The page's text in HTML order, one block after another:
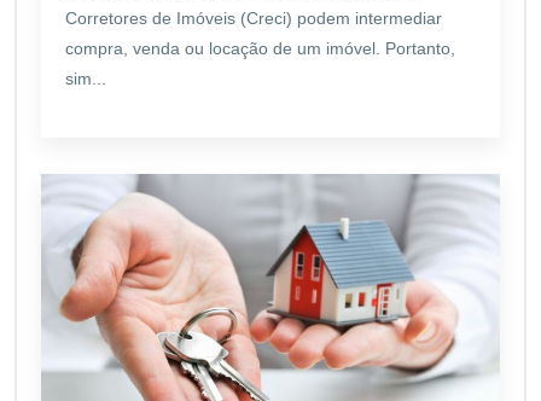
Corretores de Imóveis (Creci) podem intermediar
compra, venda ou locação de um imóvel. Portanto,
sim...